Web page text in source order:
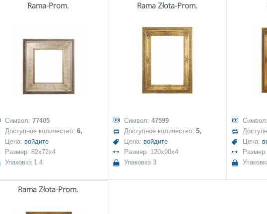
Rama-Prom.
Символ: 77405
Доступное количество: 6,
Цена: войдите
Размер: 82x72x4
Упаковка 1 4
Rama Złota-Prom.
Символ: 47599
Доступное количество: 5,
Цена: войдите
Размер: 120x90x4
Упаковка 3
Символ:
Цена:
Rama Złota-Prom.